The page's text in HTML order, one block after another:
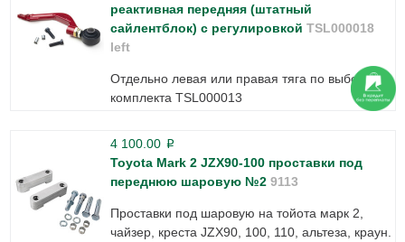
реактивная передняя (штатный
сайлентблок) с регулировкой TSL000018
left
Отдельно левая или правая тяга по выбору из
комплекта TSL000013
4 100.00 p
Toyota Mark 2 JZX90-100 проставки под
переднюю шаровую №2 9113
Проставки под шаровую на тойота марк 2,
чайзер, креста JZX90, 100, 110, альтеза, краун.